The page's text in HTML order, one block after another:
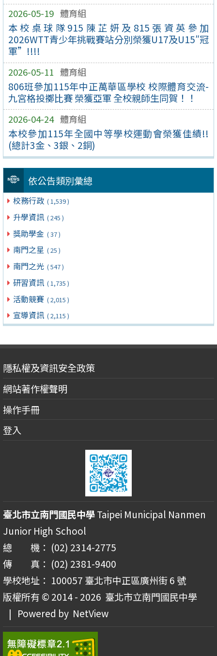
2026-05-19 體育組
本校桌球隊915陳芷妍及815張資英參加
2026WTT青少年挑戰賽站分別榮獲U17及U15″冠
軍”!!!!
2026-05-11 體育組
806班參加115年中正萬華區學校 校際體育交流-
九宮格投擲比賽 榮獲亞軍 全校親師生同賀！！
2026-04-24 體育組
本校參加115年全國中等學校運動會榮獲佳績!!
(總計3金、3銀、2銅)
依公告類別彙總
校務行政 ( 1,539 )
升學資訊 ( 245 )
獎助學金 ( 37 )
南門之星 ( 25 )
南門之光 ( 547 )
研習資訊 ( 1,735 )
活動競賽 ( 2,015 )
宣導資訊 ( 2,115 )
隱私權及資訊安全政策
網站著作權聲明
操作手冊
登入
臺北市立南門國民中學Taipei Municipal Nanmen
Junior High School
總 機： (02) 2314-2775
傳 真： (02) 2381-9400
學校地址： 100057 臺北市中正區廣州街 6 號
版權所有 © 2014 - 2026 臺北市立南門國民中學
| Powered by NetView